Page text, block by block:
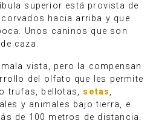
superior está provista de
hacia arriba y que
Unos caninos que son
caza.
vista, pero la compensan
del olfato que les permite
trufas, bellotas, setas,
y animales bajo tierra, e
de 100 metros de distancia.